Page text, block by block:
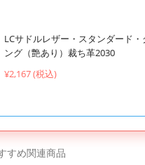
LCサドルレザー・スタンダード・
ング（艶あり）裁ち革2030
¥2,167 (税込)
すめ関連商品